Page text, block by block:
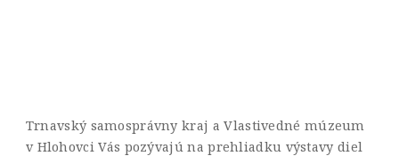
Trnavský samosprávny kraj a Vlastivedné múzeum
v Hlohovci Vás pozývajú na prehliadku výstavy diel